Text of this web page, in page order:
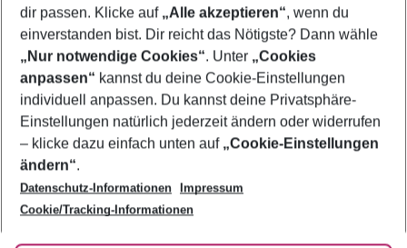
Footer
Footer navigation
Über uns
AGB
Bestpreisgarantie
Cookie-Einstellungen ändern
Cookie-Richtlinie
Agenturbetreuung
Barrierefreies Reisen
Folge uns
dir passen. Klicke auf „Alle akzeptieren“, wenn du
einverstanden bist. Dir reicht das Nötigste? Dann wähle
„Nur notwendige Cookies“. Unter „Cookies
anpassen“ kannst du deine Cookie-Einstellungen
individuell anpassen. Du kannst deine Privatsphäre-
Einstellungen natürlich jederzeit ändern oder widerrufen
– klicke dazu einfach unten auf „Cookie-Einstellungen
ändern“.
Datenschutz-Informationen
Impressum
Cookie/Tracking-Informationen